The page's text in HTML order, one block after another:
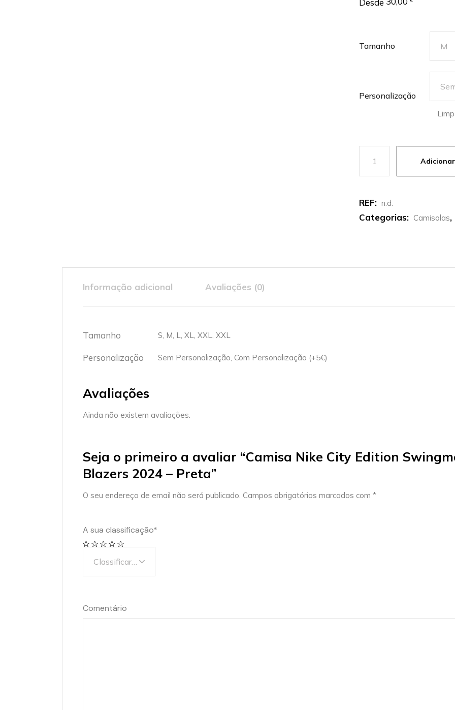
Tamanho
Personalização
Quantidade de Camisa
Adicionar
REF: n.d.
Categorias: Camisolas,
Informação adicional Avaliações (0)
Tamanho S, M, L, XL, XXL, XXL
Personalização Sem Personalização, Com Personalização (+5€)
Avaliações
Ainda não existem avaliações.
Seja o primeiro a avaliar “Camisa Nike City Edition
Blazers 2024 – Preta”
O seu endereço de email não será publicado. Campos obrigatórios marcados com *
A sua classificação*
Comentário